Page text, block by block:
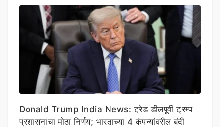
Donald Trump India News: ट्रेड डीलपूर्वी ट्रम्प
प्रशासनाचा मोठा निर्णय; भारताच्या 4 कंपन्यांवरील बंदी